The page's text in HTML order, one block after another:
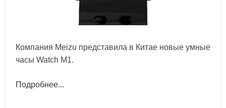
Компания Meizu представила в Китае новые умные
часы Watch M1.
Подробнее...